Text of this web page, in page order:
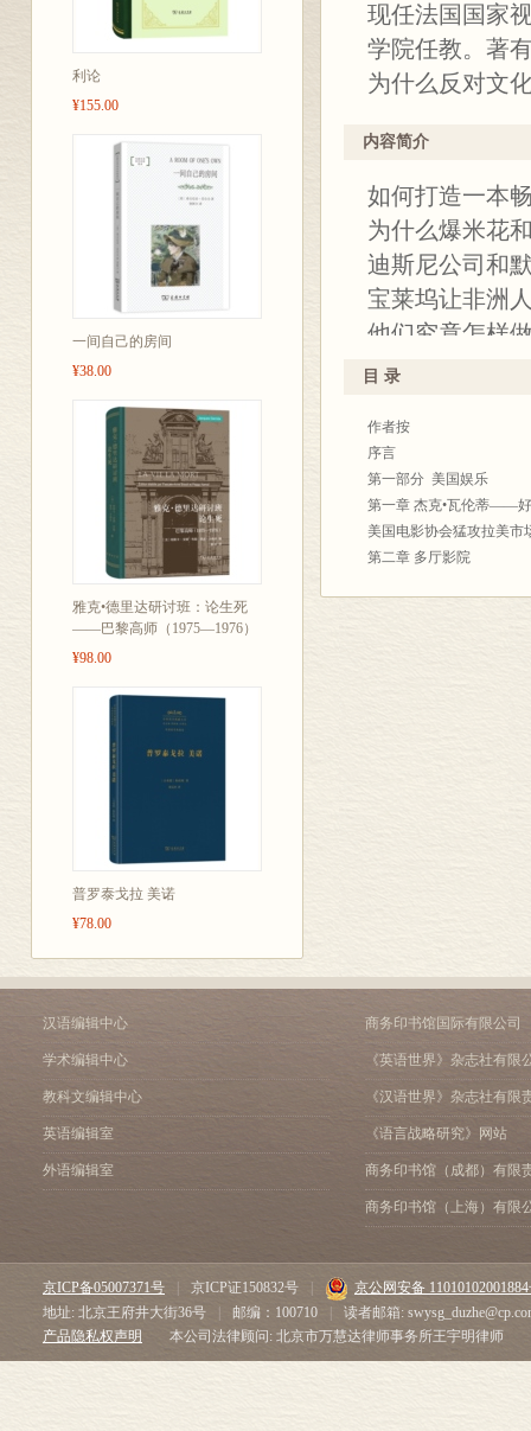
利论
¥155.00
一间自己的房间
¥38.00
雅克•德里达研讨班：论生死
——巴黎高师（1975—1976）
¥98.00
普罗泰戈拉 美诺
¥78.00
现任法国国家
学院任教。著
为什么反对文
内容简介
如何打造一本
为什么爆米花
迪斯尼公司和
宝莱坞让非洲
他们究竟怎样
为什么瓦隆人
为什么穆斯林
异曲同工而又
为了回答这些
各大娱乐都会
目 录
作者按
序言
第一部分 美国娱乐
第一章 杰克•瓦伦蒂――
美国电影协会猛攻拉美市
第二章 多厅影院
第六章 流行音乐的发明
“越是时髦的音乐就越赚
纳什维尔――美国的另一
音乐电视台
第七章 宝琳、蒂娜以及
蒂娜•布朗――文化新闻
奥普拉品牌
第八章 南加州大学——电
文化多样性
第二部分 世界文化战争
第九章 功夫熊猫——好莱
中国的电影审查机构
香港——亚洲的好莱坞
汉语编辑中心
学术编辑中心
教科文编辑中心
英语编辑室
外语编辑室
商务印书馆国际有限公司
《英语世界》杂志社有限
《汉语世界》杂志社有限
《语言战略研究》网站
商务印书馆（成都）有限
商务印书馆（上海）有限
京ICP备05007371号 京ICP证150832号
京公网安备
地址: 北京王府井大街36号
邮编：100710
读者邮箱:
产品隐私权声明
本公司法律顾问: 北京市万慧达律师事务所王宇明律师